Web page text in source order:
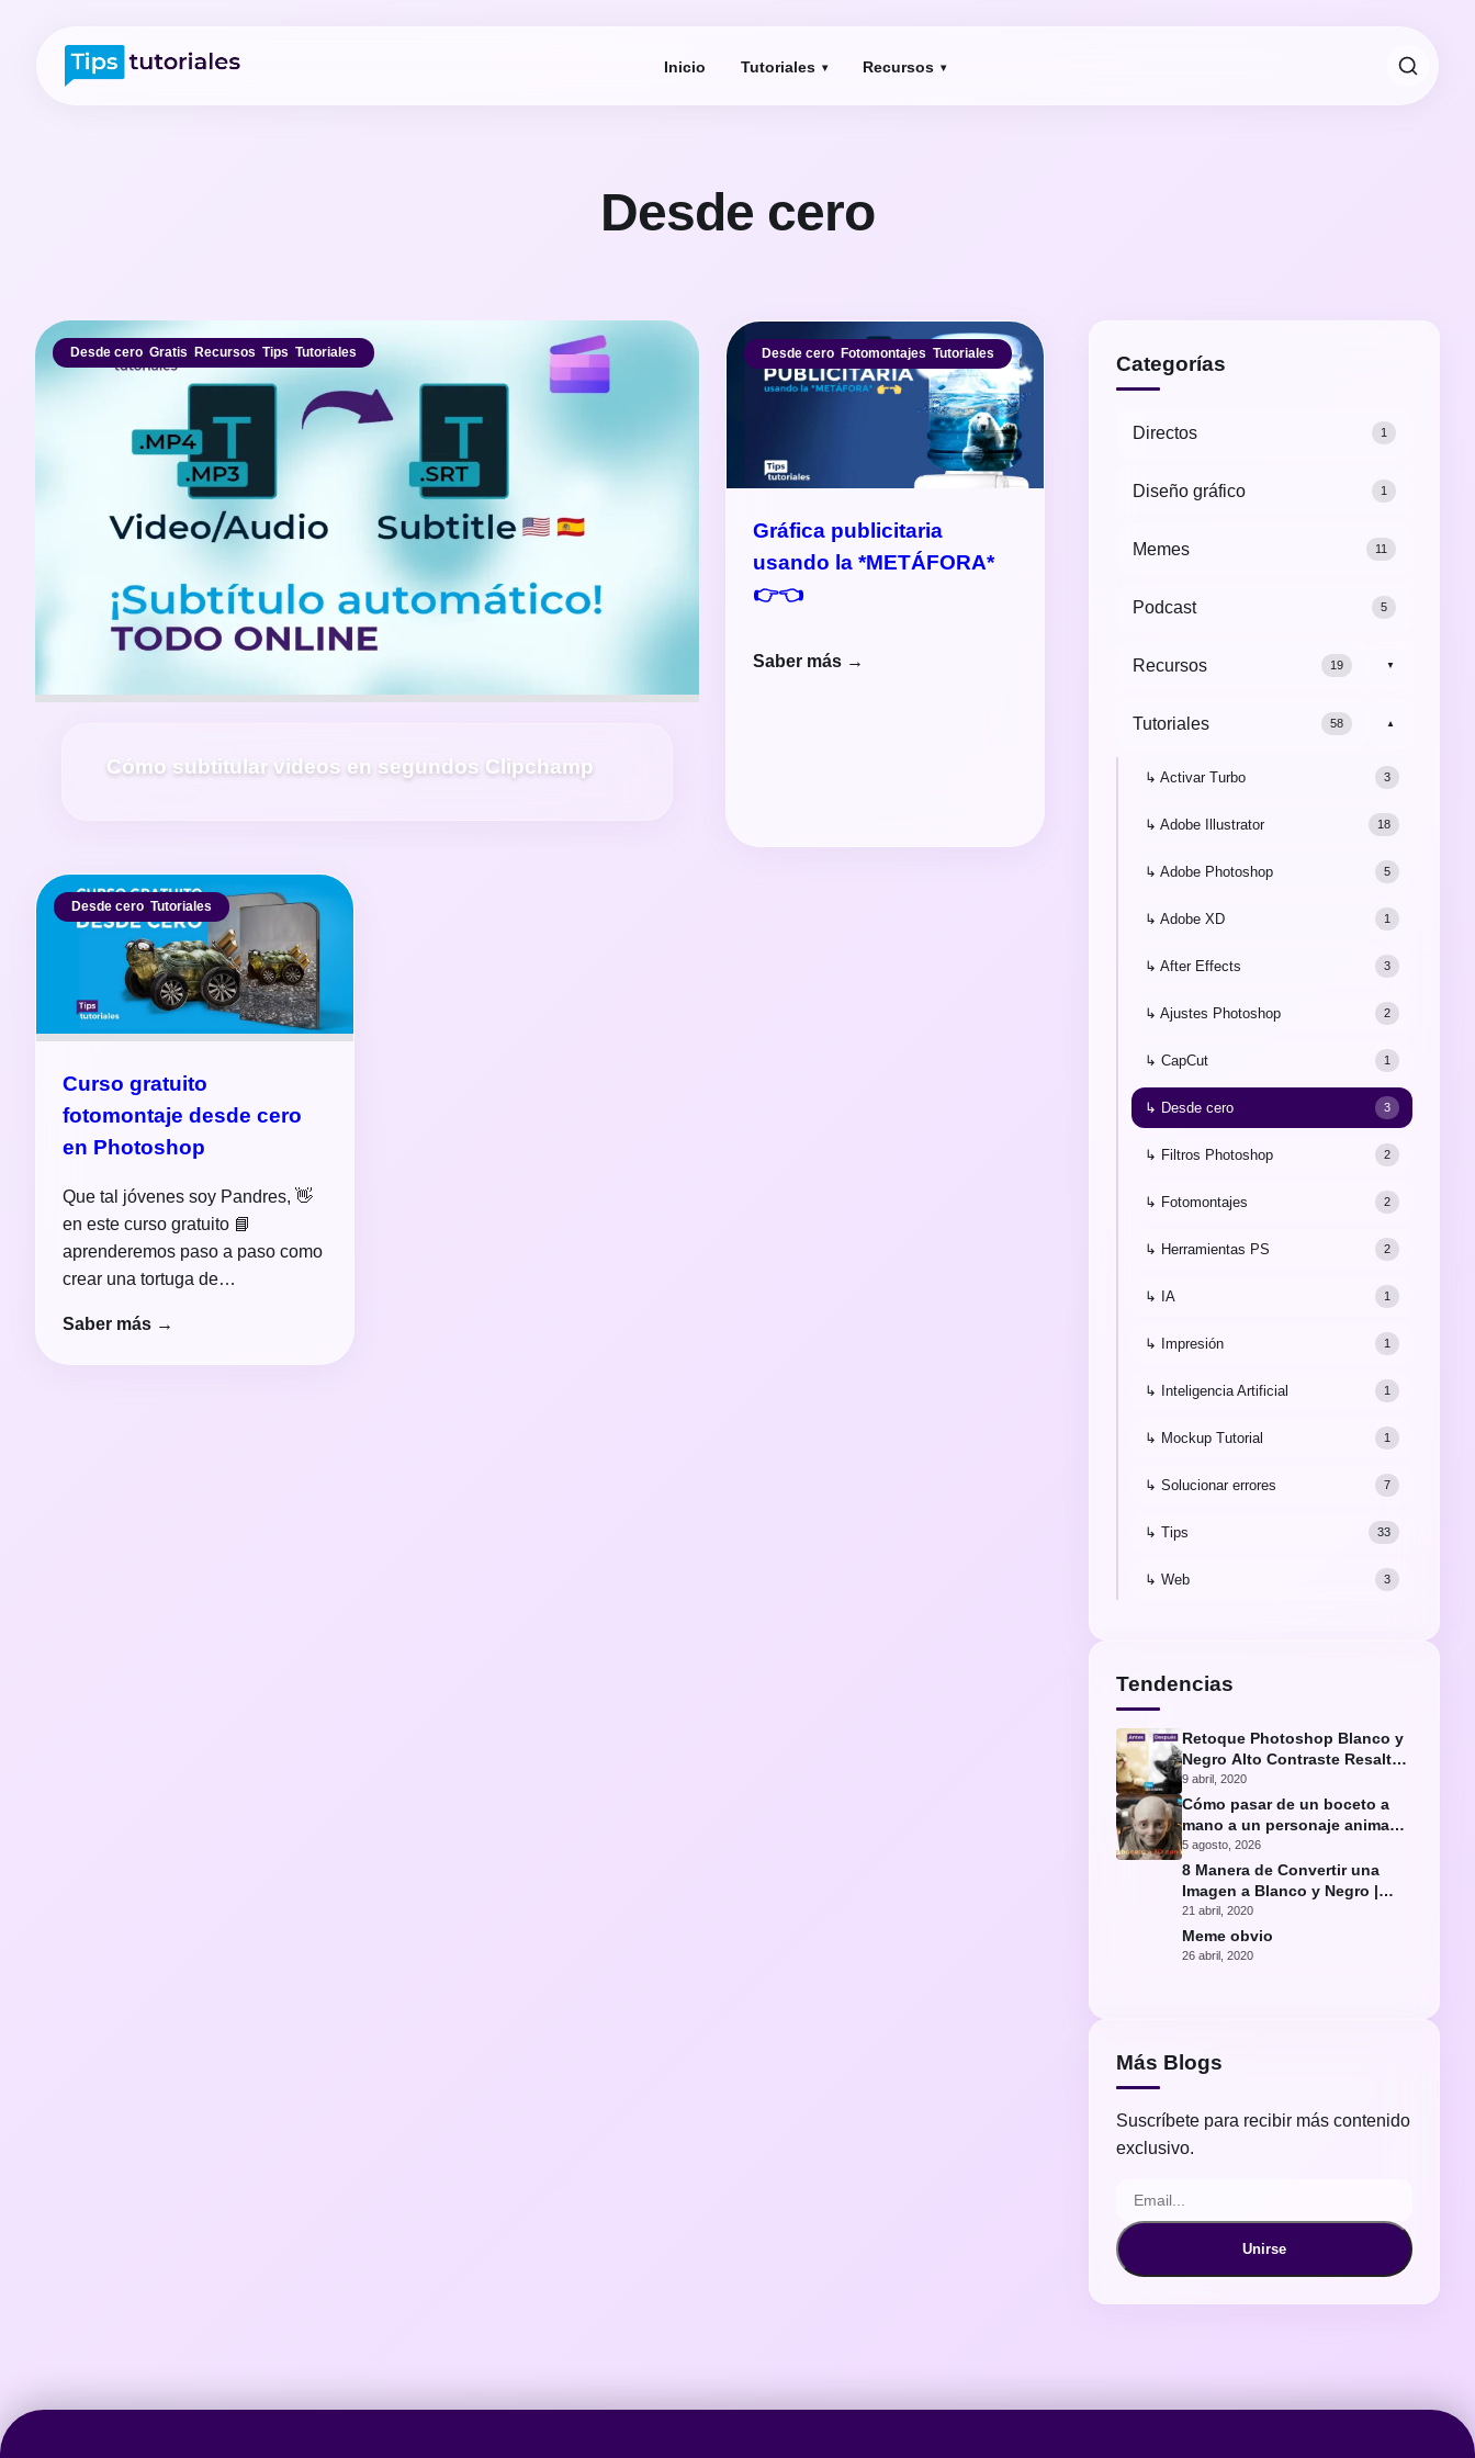
Inicio Tutoriales Recursos
Desde cero
Desde cero, Gratis, Recursos, Tips, Tutoriales
Cómo subtitular videos en segundos Clipchamp
Desde cero, Fotomontajes,Tutoriales
Gráfica publicitaria
usando la *METÁFORA*
👉👈
Saber más →
Desde cero, Tutoriales
Curso gratuito
fotomontaje desde cero
en Photoshop
Que tal jóvenes soy Pandres, 👋
en este curso gratuito 📘
aprenderemos paso a paso como
crear una tortuga de…
Saber más →
Categorías
Directos 1
Diseño gráfico 1
Memes 11
Podcast 5
Recursos 19 ▼
Tutoriales 58 ▼
↳ Activar Turbo 3
↳ Adobe Illustrator 18
↳ Adobe Photoshop 5
↳ Adobe XD 1
↳ After Effects 3
↳ Ajustes Photoshop 2
↳ CapCut 1
↳ Desde cero 3
↳ Filtros Photoshop 2
↳ Fotomontajes 2
↳ Herramientas PS 2
↳ IA 1
↳ Impresión 1
↳ Inteligencia Artificial 1
↳ Mockup Tutorial 1
↳ Solucionar errores 7
↳ Tips 33
↳ Web 3
Tendencias
Retoque Photoshop Blanco y
Negro Alto Contraste Resaltar
Ojos Gato
9 abril, 2020
Cómo pasar de un boceto a
mano a un personaje animado
con IA
5 agosto, 2026
8 Manera de Convertir una
Imagen a Blanco y Negro |
Fácil Photoshop
21 abril, 2020
Meme obvio
26 abril, 2020
Más Blogs
Suscríbete para recibir más contenido
exclusivo.
Unirse